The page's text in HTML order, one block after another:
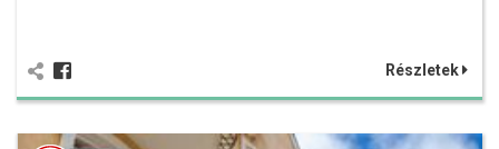
Részletek